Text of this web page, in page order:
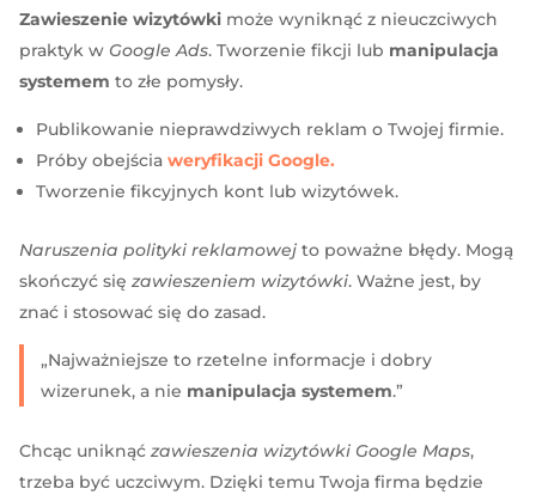
Zawieszenie wizytówki może wyniknąć z nieuczciwych
praktyk w Google Ads. Tworzenie fikcji lub manipulacja
systemem to złe pomysły.
Publikowanie nieprawdziwych reklam o Twojej firmie.
Próby obejściaweryfikacji Google.
Tworzenie fikcyjnych kont lub wizytówek.
Naruszenia polityki reklamowej to poważne błędy. Mogą
skończyć sięzawieszeniem wizytówki. Ważne jest, by
znać i stosować się do zasad.
„Najważniejsze to rzetelne informacje i dobry
wizerunek, a nie manipulacja systemem.”
Chcąc uniknąćzawieszenia wizytówki Google Maps,
trzeba być uczciwym. Dzięki temu Twoja firma będzie